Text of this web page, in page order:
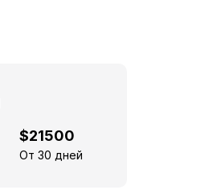
$21500
От 30 дней